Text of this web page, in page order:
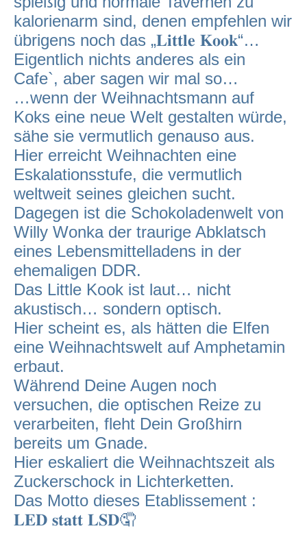
kalorienarm sind, denen empfehlen wir
übrigens noch das „𝐋𝐢𝐭𝐭𝐥𝐞 𝐊𝐨𝐨𝐤“…
Eigentlich nichts anderes als ein
Cafe`, aber sagen wir mal so…
…wenn der Weihnachtsmann auf
Koks eine neue Welt gestalten würde,
sähe sie vermutlich genauso aus.
Hier erreicht Weihnachten eine
Eskalationsstufe, die vermutlich
weltweit seines gleichen sucht.
Dagegen ist die Schokoladenwelt von
Willy Wonka der traurige Abklatsch
eines Lebensmittelladens in der
ehemaligen DDR.
Das Little Kook ist laut… nicht
akustisch… sondern optisch.
Hier scheint es, als hätten die Elfen
eine Weihnachtswelt auf Amphetamin
erbaut.
Während Deine Augen noch
versuchen, die optischen Reize zu
verarbeiten, fleht Dein Großhirn
bereits um Gnade.
Hier eskaliert die Weihnachtszeit als
Zuckerschock in Lichterketten.
Das Motto dieses Etablissement :
𝐋𝐄𝐃 𝐬𝐭𝐚𝐭𝐭 𝐋𝐒𝐃🤦